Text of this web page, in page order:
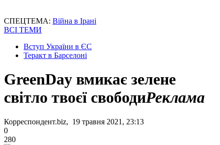
СПЕЦТЕМА: Війна в Ірані
ВСІ ТЕМИ
Вступ України в ЄС
Теракт в Барселоні
GreenDay вмикає зелене
світло твоєї свободиРеклама
Корреспондент.biz, 19 травня 2021, 23:13
0
280